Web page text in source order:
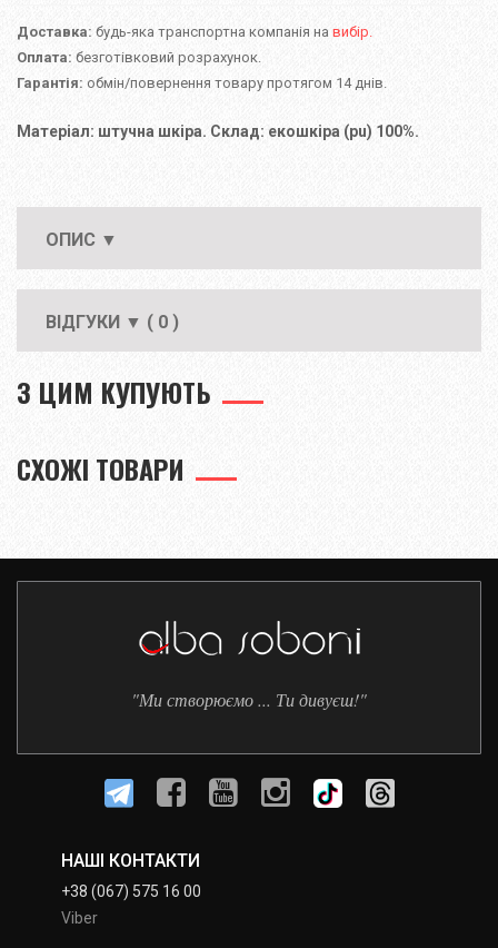
Доставка: будь-яка транспортна компанія на вибір.
Оплата: безготівковий розрахунок.
Гарантія: обмін/повернення товару протягом 14 днів.
Матеріал: штучна шкіра. Склад: екошкіра (pu) 100%.
ОПИС ▼
ВІДГУКИ ▼ ( 0 )
З ЦИМ КУПУЮТЬ
СХОЖІ ТОВАРИ
"Ми створюємо ... Ти дивуєш!"
НАШІ КОНТАКТИ
+38 (067) 575 16 00
Viber